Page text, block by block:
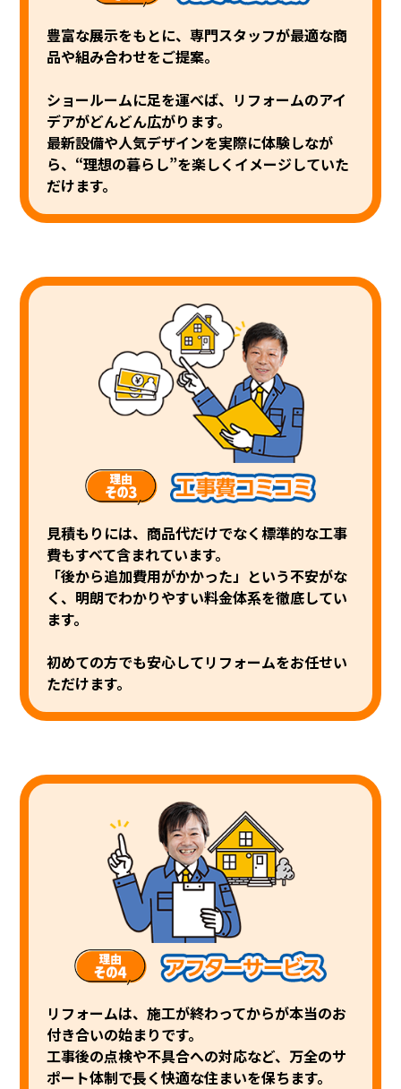
豊富な展示をもとに、専門スタッフが最適な商
品や組み合わせをご提案。
ショールームに足を運べば、リフォームのアイ
デアがどんどん広がります。
最新設備や人気デザインを実際に体験しなが
ら、“理想の暮らし”を楽しく イメージしていた
だけます。
見積もりには、商品代だけでなく標準的な工事
費もすべて含まれています。
「後から追加費用がかかった」という不安がな
く、明朗でわかりやすい料金体系を徹底してい
ます。
初めての方でも安心してリフォームをお任せい
ただけます。
リフォームは、施工が終わってからが本当のお
付き合いの始まりです。
工事後の点検や不具合への対応など、万全のサ
ポート体制で長く快適な住まいを保ちます。